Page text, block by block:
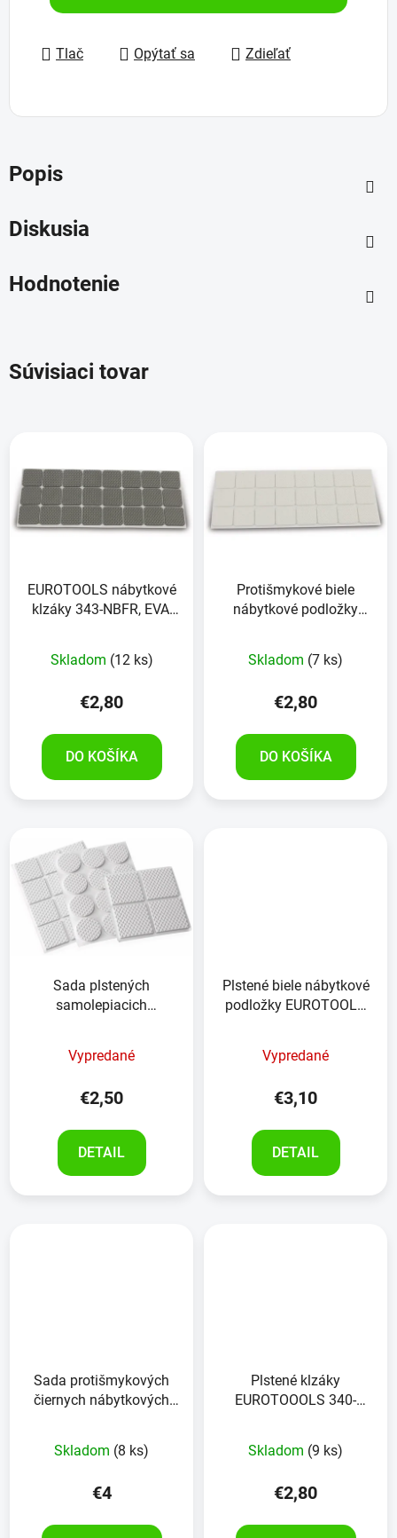
Tlač Opýtať sa Zdieľať
Popis
Diskusia
Hodnotenie
Súvisiaci tovar
EUROTOOLS nábytkové
klzáky 343-NBFR, EVA,
Skladom (12 ks)
€2,80
DO KOŠÍKA
Protišmykové biele
nábytkové podložky
Skladom (7 ks)
€2,80
DO KOŠÍKA
Sada plstených
samolepiacich
Vypredané
€2,50
DETAIL
Plstené biele nábytkové
podložky EUROTOOLS
Vypredané
€3,10
DETAIL
Sada protišmykových
čiernych nábytkových
Skladom (8 ks)
€4
Plstené klzáky
EUROTOOOLS 340-
Skladom (9 ks)
€2,80